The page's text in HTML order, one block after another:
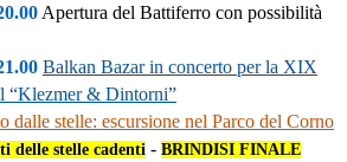
Apertura del Battiferro con possibilità
Balkan Bazar in concerto per la XIX
“Klezmer & Dintorni”
dalle stelle: escursione nel Parco del Corno
delle stelle cadenti - BRINDISI FINALE